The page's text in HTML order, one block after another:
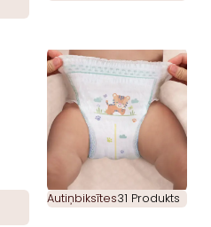
Autiņbiksītes31 Produkts